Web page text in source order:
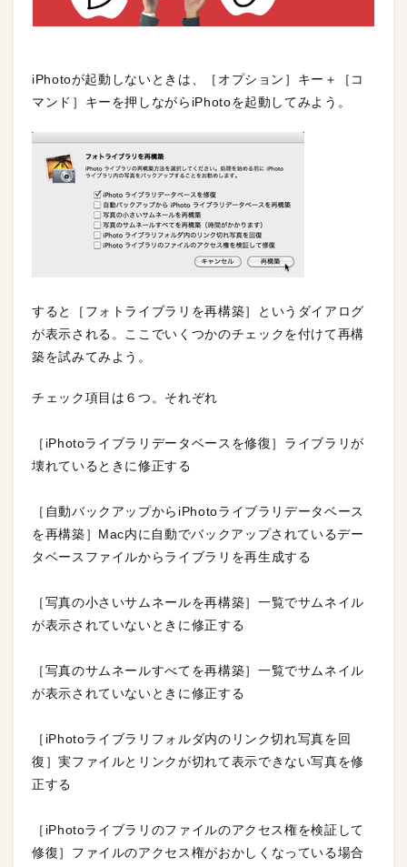
iPhotoが起動しないときは、［オプション］キー＋［コ
マンド］キーを押しながらiPhotoを起動してみよう。
すると［フォトライブラリを再構築］というダイアログ
が表示される。ここでいくつかのチェックを付けて再構
築を試みてみよう。
チェック項目は６つ。それぞれ
［iPhotoライブラリデータベースを修復］ライブラリが
壊れているときに修正する
［自動バックアップからiPhotoライブラリデータベース
を再構築］Mac内に自動でバックアップされているデー
タベースファイルからライブラリを再生成する
［写真の小さいサムネールを再構築］一覧でサムネイル
が表示されていないときに修正する
［写真のサムネールすべてを再構築］一覧でサムネイル
が表示されていないときに修正する
［iPhotoライブラリフォルダ内のリンク切れ写真を回
復］実ファイルとリンクが切れて表示できない写真を修
正する
［iPhotoライブラリのファイルのアクセス権を検証して
修復］ファイルのアクセス権がおかしくなっている場合